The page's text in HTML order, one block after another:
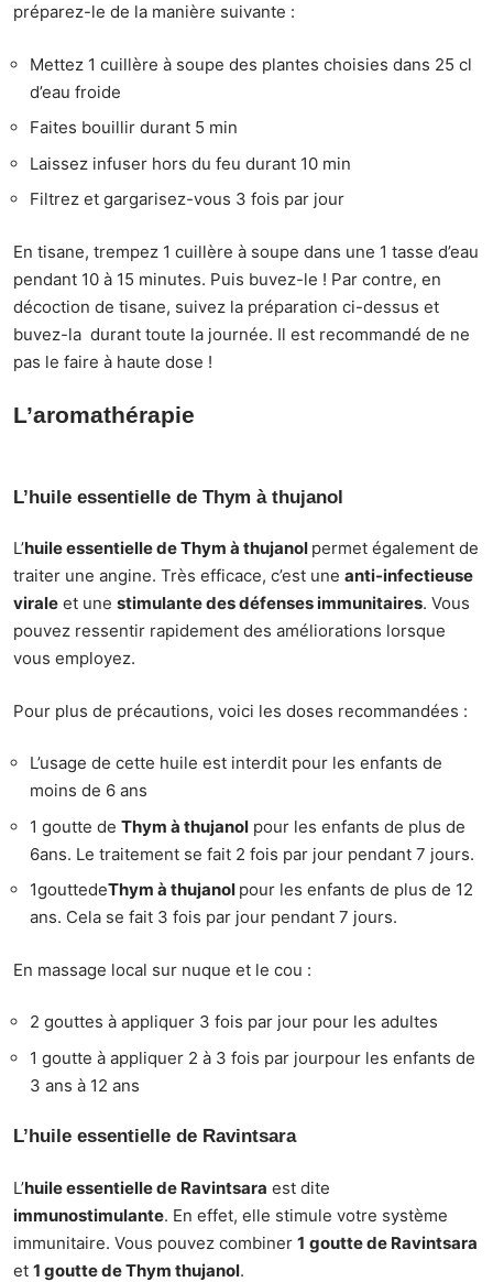
préparez-le de la manière suivante :
Mettez 1 cuillère à soupe des plantes choisies dans 25 cl
d’eau froide
Faites bouillir durant 5 min
Laissez infuser hors du feu durant 10 min
Filtrez et gargarisez-vous 3 fois par jour
En tisane, trempez 1 cuillère à soupe dans une 1 tasse d’eau
pendant 10 à 15 minutes. Puis buvez-le ! Par contre, en
décoction de tisane, suivez la préparation ci-dessus et
buvez-la durant toute la journée. Il est recommandé de ne
pas le faire à haute dose !
L’aromathérapie
L’huile essentielle de Thym à thujanol
L’huile essentielle de Thym à thujanol permet également de
traiter une angine. Très efficace, c’est une anti-infectieuse
virale et une stimulante des défenses immunitaires. Vous
pouvez ressentir rapidement des améliorations lorsque
vous employez.
Pour plus de précautions, voici les doses recommandées :
L’usage de cette huile est interdit pour les enfants de
moins de 6 ans
1 goutte de Thym à thujanol pour les enfants de plus de
6ans. Le traitement se fait 2 fois par jour pendant 7 jours.
1gouttedeThym à thujanol pour les enfants de plus de 12
ans. Cela se fait 3 fois par jour pendant 7 jours.
En massage local sur nuque et le cou :
2 gouttes à appliquer 3 fois par jour pour les adultes
1 goutte à appliquer 2 à 3 fois par jourpour les enfants de
3 ans à 12 ans
L’huile essentielle de Ravintsara
L’huile essentielle de Ravintsara est dite
immunostimulante. En effet, elle stimule votre système
immunitaire. Vous pouvez combiner 1 goutte de Ravintsara
et 1 goutte de Thym thujanol.